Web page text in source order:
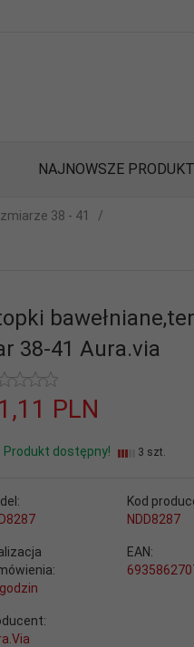
NAJNOWSZE
38 - 41
38-41 Aura.via
11 PLN
Produkt dostępny! 3 szt.
Kod
NDD8287
EAN: